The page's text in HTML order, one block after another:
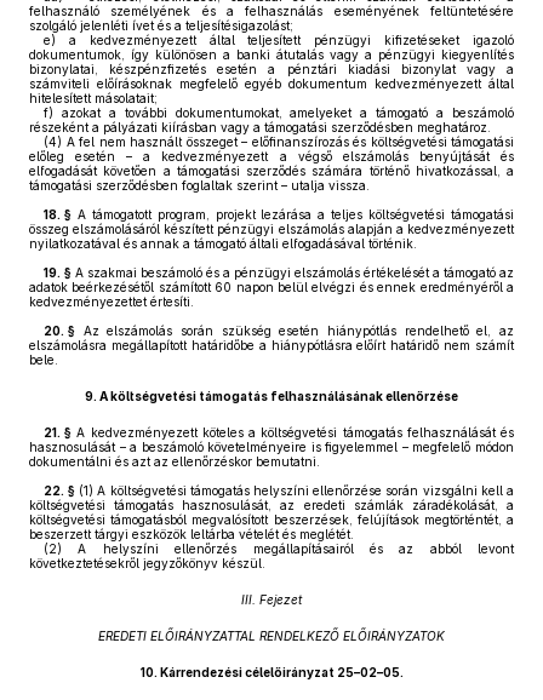
felhasználó személyének és a felhasználás eseményének feltüntetésére
szolgáló jelenléti ívet és a teljesítésigazolást;
e) a kedvezményezett által teljesített pénzügyi kifizetéseket igazoló
dokumentumok, így különösen a banki átutalás vagy a pénzügyi kiegyenlítés
bizonylatai, készpénzfizetés esetén a pénztári kiadási bizonylat vagy a
számviteli előírásoknak megfelelő egyéb dokumentum kedvezményezett által
hitelesített másolatait;
f) azokat a további dokumentumokat, amelyeket a támogató a beszámoló
részeként a pályázati kiírásban vagy a támogatási szerződésben meghatároz.
(4) A fel nem használt összeget – előfinanszírozás és költségvetési támogatási
előleg esetén – a kedvezményezett a végső elszámolás benyújtását és
elfogadását követően a támogatási szerződés számára történő hivatkozással, a
támogatási szerződésben foglaltak szerint – utalja vissza.
18. § A támogatott program, projekt lezárása a teljes költségvetési támogatási
összeg elszámolásáról készített pénzügyi elszámolás alapján a kedvezményezett
nyilatkozatával és annak a támogató általi elfogadásával történik.
19. § A szakmai beszámoló és a pénzügyi elszámolás értékelését a támogató az
adatok beérkezésétől számított 60 napon belül elvégzi és ennek eredményéről a
kedvezményezettet értesíti.
20. § Az elszámolás során szükség esetén hiánypótlás rendelhető el, az
elszámolásra megállapított határidőbe a hiánypótlásra előírt határidő nem számít
bele.
9. A költségvetési támogatás felhasználásának ellenőrzése
21. § A kedvezményezett köteles a költségvetési támogatás felhasználását és
hasznosulását – a beszámoló követelményeire is figyelemmel – megfelelő módon
dokumentálni és azt az ellenőrzéskor bemutatni.
22. § (1) A költségvetési támogatás helyszíni ellenőrzése során vizsgálni kell a
költségvetési támogatás hasznosulását, az eredeti számlák záradékolását, a
költségvetési támogatásból megvalósított beszerzések, felújítások megtörténtét, a
beszerzett tárgyi eszközök leltárba vételét és meglétét.
(2) A helyszíni ellenőrzés megállapításairól és az abból levont
következtetésekről jegyzőkönyv készül.
III. Fejezet
EREDETI ELŐIRÁNYZATTAL RENDELKEZŐ ELŐIRÁNYZATOK
10. Kárrendezési célelőirányzat 25–02–05.